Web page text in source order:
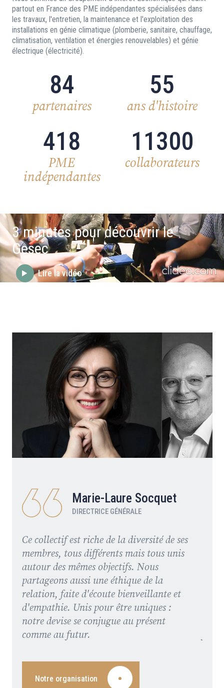
partout en France des PME indépendantes spécialisées dans
les travaux, l'entretien, la maintenance et l'exploitation des
installations en génie climatique (plomberie, sanitaire, chauffage,
climatisation, ventilation et énergies renouvelables) et génie
électrique (électricité).
84
partenaires
55
ans d'histoire
418
PME
indépendantes
11300
collaborateurs
3 minutes pour découvrir le
Gesec
Lire la vidéo
Marie-Laure Socquet
DIRECTRICE GÉNÉRALE
Ce collectif est riche de la diversité de ses
membres, tous différents mais tous unis
autour des mêmes objectifs. Nous
partageons aussi une éthique de la
relation, faite d'écoute bienveillante et
d'empathie. Unis pour être uniques :
notre devise se conjugue au présent
comme au futur.
Notre organisation